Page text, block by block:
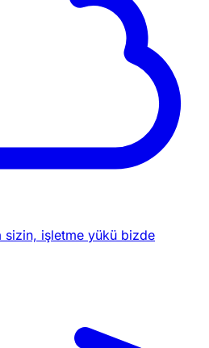
sizin, işletme yükü bizde